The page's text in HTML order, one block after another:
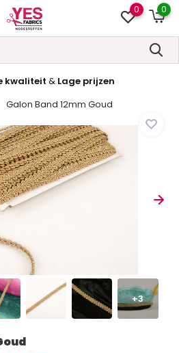
0 0
&Lage prijzen
Galon Band 12mm Goud
+3